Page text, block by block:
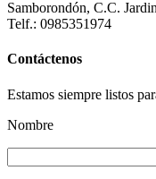
Samborondón, C.C.
Telf.: 0985351974
Contáctenos
Estamos siempre listos
Nombre